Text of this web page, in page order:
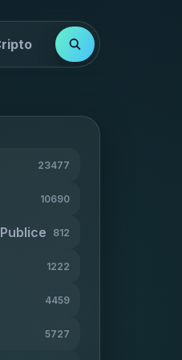
Cotații
23477
10690
812
1222
4459
5727